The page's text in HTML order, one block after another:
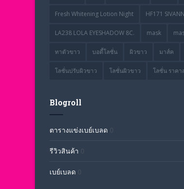
Fresh Whitening Lotion Night HF171
LA238 LOLA EYESHADOW 8C. mask
ทาตัวขาว บอดี้โลชั่น ผิวขาว มาส์ค
โลชั่นปรับผิวขาว โลชั่นผิวขาว โลชั่น ราคา
Blogroll
ตารางแข่งเบย์เบลด 0
รีวิวสินค้า 0
เบย์เบลด 0